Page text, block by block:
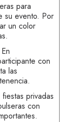
para
su evento. Por
un color
En
con
las
privadas
con